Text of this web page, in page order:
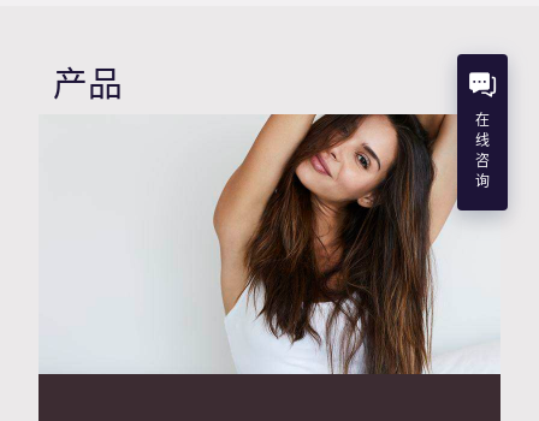
产品
在
线
咨
询